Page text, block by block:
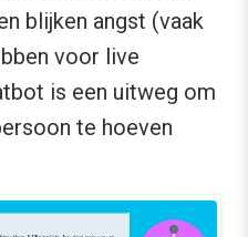
blijken angst (vaak
voor live
is een uitweg om
te hoeven